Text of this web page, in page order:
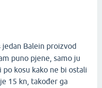
jedan Balein proizvod
puno pjene, samo ju
kosu kako ne bi ostali
15 kn, također ga